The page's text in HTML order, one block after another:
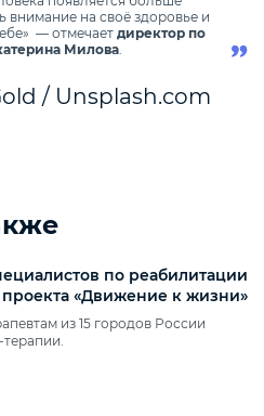
внимание на своё здоровье и
— отмечает директор по
Милова
/ Unsplash.com
по реабилитации
проекта «Движение к жизни»
из 15 городов России